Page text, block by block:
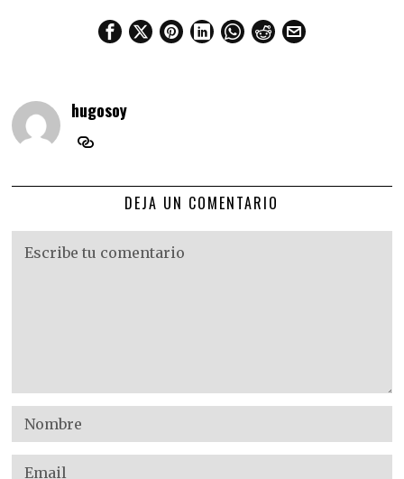
hugosoy
DEJA UN COMENTARIO